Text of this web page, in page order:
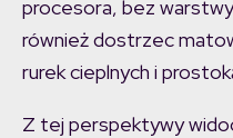
procesora, bez
również dostrzec
rurek cieplnych i
Z tej perspektywy